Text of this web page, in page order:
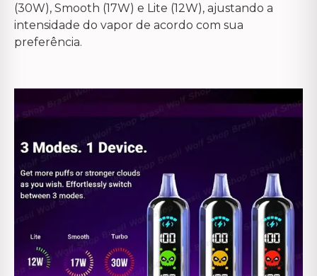
(30W), Smooth (17W) e Lite (12W), ajustando a
intensidade do vapor de acordo com sua
preferência.